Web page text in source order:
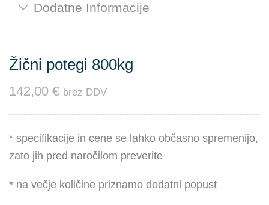
Dodatne Informacije
Žični potegi 800kg
142,00 € brez DDV
* specifikacije in cene se lahko občasno spremenijo,
zato jih pred naročilom preverite
* na večje količine priznamo dodatni popust